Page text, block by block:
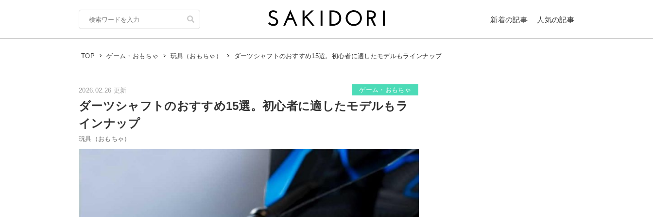
新着の記事 人気の記事
TOP ゲーム・おもちゃ 玩具（おもちゃ） ダーツシャフトのおすすめ15選。初心者に適したモデルもラインナップ
2026.02.26 更新 ゲーム・おもちゃ
ダーツシャフトのおすすめ15選。初心者に適したモデルもラ
インナップ
玩具（おもちゃ）